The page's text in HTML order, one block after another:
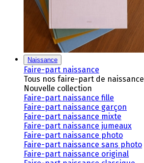
Naissance
Faire-part naissance
Tous nos faire-part de naissance
Nouvelle collection
Faire-part naissance fille
Faire-part naissance garçon
Faire-part naissance mixte
Faire-part naissance jumeaux
Faire-part naissance photo
Faire-part naissance sans photo
Faire-part naissance original